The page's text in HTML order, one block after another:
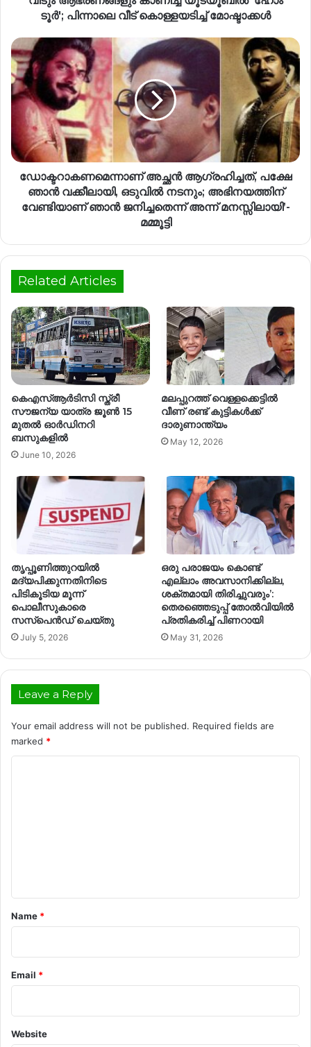
ടൂർ'; പിന്നാലെ വീട് കൊള്ളയടിച്ച് മോഷ്ടാക്കൾ
ഡോക്ടറാകണമെന്നാണ് അച്ഛൻ ആഗ്രഹിച്ചത്, പക്ഷേ
ഞാൻ വക്കീലായി, ഒടുവിൽ നടനും; അഭിനയത്തിന്
വേണ്ടിയാണ് ഞാൻ ജനിച്ചതെന്ന് അന്ന് മനസ്സിലായി’-
മമ്മൂട്ടി
Related Articles
കെഎസ്‍ആര്‍ടിസി സ്ത്രീ
സൗജന്യ യാത്ര ജൂൺ 15
മുതൽ ഓര്‍ഡിനറി
ബസുകളിൽ
June 10, 2026
മലപ്പുറത്ത് വെള്ളക്കെട്ടില്‍
വീണ് രണ്ട് കുട്ടികള്‍ക്ക്
ദാരുണാന്ത്യം
May 12, 2026
തൃപ്പൂണിത്തുറയിൽ
മദ്യപിക്കുന്നതിനിടെ
പിടികൂടിയ മൂന്ന്
പൊലീസുകാരെ
സസ്പെൻഡ് ചെയ്തു
July 5, 2026
ഒരു പരാജയം കൊണ്ട്
എല്ലാം അവസാനിക്കില്ല,
ശക്തമായി തിരിച്ചുവരും’:
തെരഞ്ഞെടുപ്പ് തോൽവിയിൽ
പ്രതികരിച്ച് പിണറായി
May 31, 2026
Leave a Reply
Your email address will not be published. Required fields are
marked *
*
Name *
Email *
Website